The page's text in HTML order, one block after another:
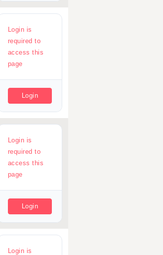
Login is
required to
access this
page
Login
Login is
required to
access this
page
Login
Login is